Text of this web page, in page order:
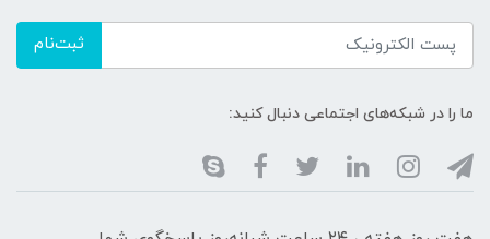
ثبت‌نام
ما را در شبکه‌های اجتماعی دنبال کنید: